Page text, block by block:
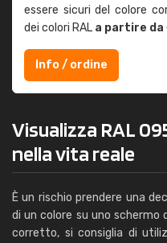
essere sicuri del colore
dei colori RAL a partire da
Info / ordine
Visualizza RAL
nella vita reale
È un rischio prendere una
di un colore su uno schermo
corretto, si consiglia di